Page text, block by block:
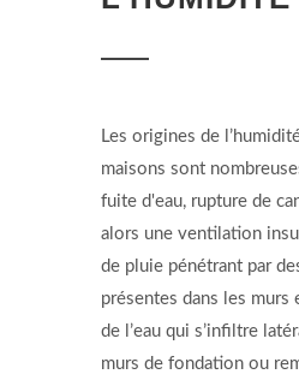
Les origines de
maisons sont
fuite d'eau, rupture de
alors une ventilation
de pluie pénétrant par
présentes dans les murs
de l’eau qui s’infiltre
murs de fondation ou